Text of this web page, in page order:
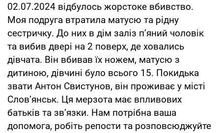
02.07.2024 відбулось жорстоке вбивство.
Моя подруга втратила матусю та рідну
сестричку. До них в дім заліз пʼяний чоловік
та вибив двері на 2 поверх, де ховались
дівчата. Він вбивав їх ножем, матусю з
дитиною, дівчині було всього 15. Покидька
звати Антон Свистунов, він проживає у місті
Словʼянськ. Ця мерзота має впливових
батьків та звʼязки. Нам потрібна ваша
допомога, робіть репости та розповсюджуйте